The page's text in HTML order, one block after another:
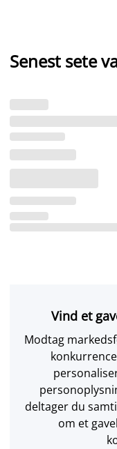
Senest sete
Vind et
Modtag
deltager du
om et